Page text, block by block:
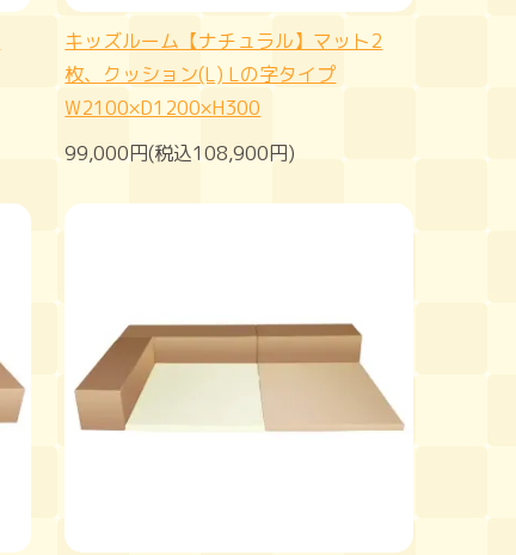
キッズルーム【ナチュラル】マット2
枚、クッション(L) Lの字タイプ
W2100×D1200×H300
99,000円(税込108,900円)